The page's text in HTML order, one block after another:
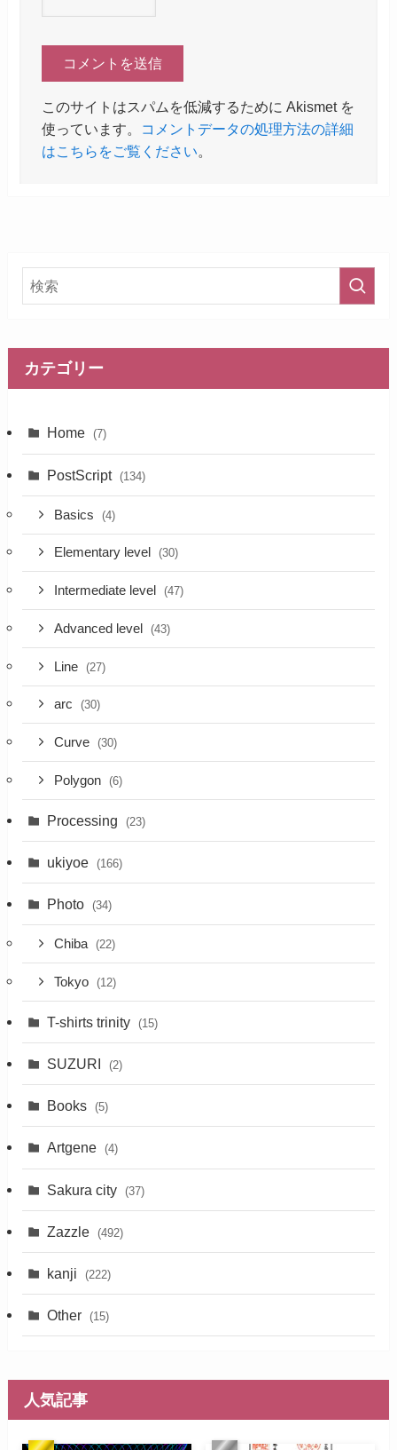
このサイトはスパムを低減するために Akismet を
使っています。
コメントデータの処理方法の詳細
はこちらをご覧ください。
カテゴリー
Home (7)
PostScript (134)
Basics (4)
Elementary level (30)
Intermediate level (47)
Advanced level (43)
Line (27)
arc (30)
Curve (30)
Polygon (6)
Processing (23)
ukiyoe (166)
Photo (34)
Chiba (22)
Tokyo (12)
T-shirts trinity (15)
SUZURI (2)
Books (5)
Artgene (4)
Sakura city (37)
Zazzle (492)
kanji (222)
Other (15)
人気記事